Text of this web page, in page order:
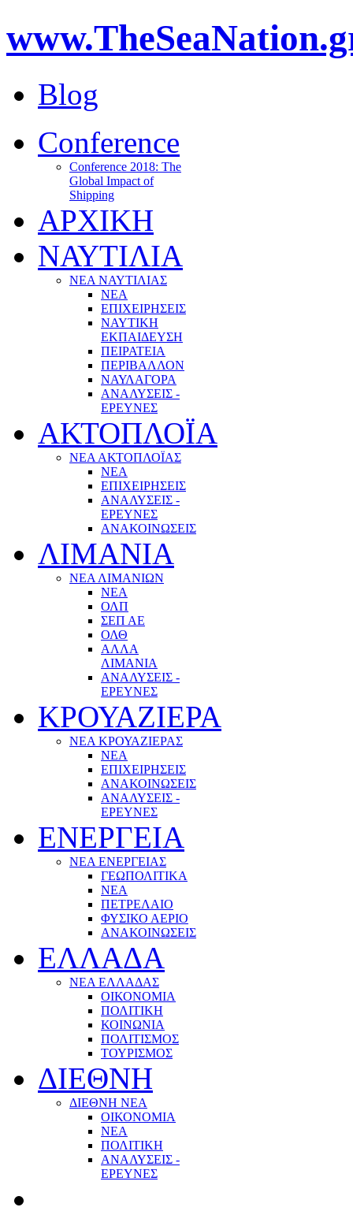
Blog
Conference
Conference 2018: The
Global Impact of
Shipping
ΑΡΧΙΚΗ
ΝΑΥΤΙΛΙΑ
ΝΕΑ ΝΑΥΤΙΛΙΑΣ
ΝΕΑ
ΕΠΙΧΕΙΡΗΣΕΙΣ
ΝΑΥΤΙΚΗ
ΕΚΠΑΙΔΕΥΣΗ
ΠΕΙΡΑΤΕΙΑ
ΠΕΡΙΒΑΛΛΟΝ
ΝΑΥΛΑΓΟΡΑ
ΑΝΑΛΥΣΕΙΣ -
ΕΡΕΥΝΕΣ
ΑΚΤΟΠΛΟΪΑ
ΝΕΑ ΑΚΤΟΠΛΟΪΑΣ
ΝΕΑ
ΕΠΙΧΕΙΡΗΣΕΙΣ
ΑΝΑΛΥΣΕΙΣ -
ΕΡΕΥΝΕΣ
ΑΝΑΚΟΙΝΩΣΕΙΣ
ΛΙΜΑΝΙΑ
ΝΕΑ ΛΙΜΑΝΙΩΝ
ΝΕΑ
ΟΛΠ
ΣΕΠ ΑΕ
ΟΛΘ
ΑΛΛΑ
ΛΙΜΑΝΙΑ
ΑΝΑΛΥΣΕΙΣ -
ΕΡΕΥΝΕΣ
ΚΡΟΥΑΖΙΕΡΑ
ΝΕΑ ΚΡΟΥΑΖΙΕΡΑΣ
NEA
ΕΠΙΧΕΙΡΗΣΕΙΣ
ΑΝΑΚΟΙΝΩΣΕΙΣ
ΑΝΑΛΥΣΕΙΣ -
ΕΡΕΥΝΕΣ
ΕΝΕΡΓΕΙΑ
ΝΕΑ ΕΝΕΡΓΕΙΑΣ
ΓΕΩΠΟΛΙΤΙΚΑ
ΝΕΑ
ΠΕΤΡΕΛΑΙΟ
ΦΥΣΙΚΟ ΑΕΡΙΟ
ΑΝΑΚΟΙΝΩΣΕΙΣ
ΕΛΛΑΔΑ
ΝΕΑ ΕΛΛΑΔΑΣ
ΟΙΚΟΝΟΜΙΑ
ΠΟΛΙΤΙΚΗ
ΚΟΙΝΩΝΙΑ
ΠΟΛΙΤΙΣΜΟΣ
ΤΟΥΡΙΣΜΟΣ
ΔΙΕΘΝΗ
ΔΙΕΘΝΗ ΝΕΑ
ΟΙΚΟΝΟΜΙΑ
ΝΕΑ
ΠΟΛΙΤΙΚΗ
ΑΝΑΛΥΣΕΙΣ -
ΕΡΕΥΝΕΣ